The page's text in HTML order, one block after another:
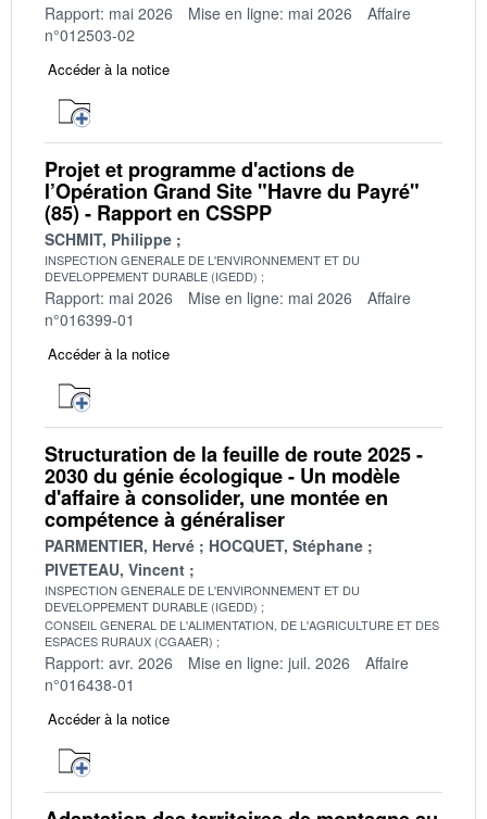
Rapport: mai 2026 Mise en ligne: mai 2026
Affaire
n°012503-02
Accéder à la notice
Projet et programme d'actions de
l’Opération Grand Site "Havre du Payré"
(85) - Rapport en CSSPP
SCHMIT, Philippe
INSPECTION GENERALE DE L'ENVIRONNEMENT ET DU
DEVELOPPEMENT DURABLE (IGEDD)
Rapport: mai 2026 Mise en ligne: mai 2026
Affaire
n°016399-01
Accéder à la notice
Structuration de la feuille de route 2025 -
2030 du génie écologique - Un modèle
d'affaire à consolider, une montée en
compétence à généraliser
PARMENTIER, Hervé
HOCQUET, Stéphane
PIVETEAU, Vincent
INSPECTION GENERALE DE L'ENVIRONNEMENT ET DU
DEVELOPPEMENT DURABLE (IGEDD)
CONSEIL GENERAL DE L'ALIMENTATION, DE L'AGRICULTURE ET DES
ESPACES RURAUX (CGAAER)
Rapport: avr. 2026 Mise en ligne: juil. 2026
Affaire
n°016438-01
Accéder à la notice